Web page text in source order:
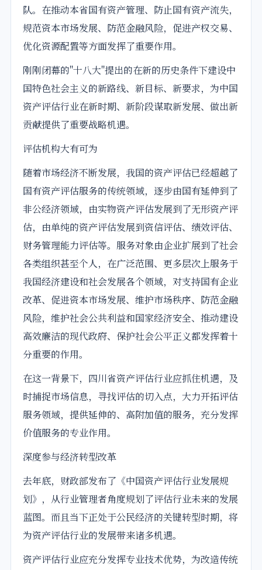
队。在推动本省国有资产管理、防止国有资产流失，
规范资本市场发展、防范金融风险，促进产权交易、
优化资源配置等方面发挥了重要作用。
刚刚闭幕的"十八大"提出的在新的历史条件下建设中
国特色社会主义的新路线、新目标、新要求，为中国
资产评估行业在新时期、新阶段谋取新发展、做出新
贡献提供了重要战略机遇。
评估机构大有可为
随着市场经济不断发展，我国的资产评估已经超越了
国有资产评估服务的传统领域，逐步由国有延伸到了
非公经济领域，由实物资产评估发展到了无形资产评
估，由单纯的资产评估发展到资信评估、绩效评估、
财务管理能力评估等。服务对象由企业扩展到了社会
各类组织甚至个人，在广泛范围、更多层次上服务于
我国经济建设和社会发展各个领域，对支持国有企业
改革、促进资本市场发展、维护市场秩序、防范金融
风险，维护社会公共利益和国家经济安全、推动建设
高效廉洁的现代政府、保护社会公平正义都发挥着十
分重要的作用。
在这一背景下，四川省资产评估行业应抓住机遇，及
时捕捉市场信息，寻找评估的切入点，大力开拓评估
服务领域，提供延伸的、高附加值的服务，充分发挥
价值服务的专业作用。
深度参与经济转型改革
去年底，财政部发布了《中国资产评估行业发展规
划》，从行业管理者角度规划了评估行业未来的发展
蓝图。而且当下正处于公民经济的关键转型时期，将
为资产评估行业的发展带来诸多机遇。
资产评估行业应充分发挥专业技术优势，为改造传统